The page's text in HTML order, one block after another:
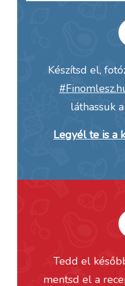
Készítsd el,
láthassuk
Legyél te is a
Tedd el
mentsd el a